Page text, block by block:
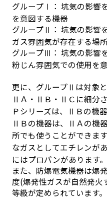
グループⅠ： 坑気の影響
を意図する機器
グループⅡ： 坑気の影響
ガス雰囲気が存在する場
グループⅢ： 坑気の影響
粉じん雰囲気での使用を
更に、グループⅡは対象
ⅡＡ・ⅡＢ・ⅡＣに細分
Ｐシリーズは、ⅡＢの機器
ⅡＢの機器は、ⅡＡの機
所でも使うことができま
なガスとしてエチレンが
にはプロパンがあります。
また、防爆電気機器は爆
度(爆発性ガスが自然発火
等級が定められています。